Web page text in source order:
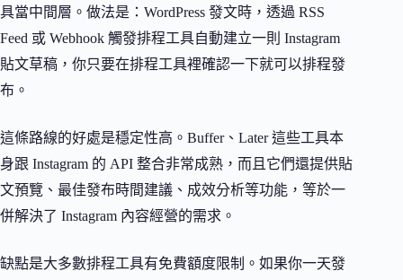
具當中間層。做法是：WordPress 發文時，透過 RSS
Feed 或 Webhook 觸發排程工具自動建立一則 Instagram
貼文草稿，你只要在排程工具裡確認一下就可以排程發
布。
這條路線的好處是穩定性高。Buffer、Later 這些工具本
身跟 Instagram 的 API 整合非常成熟，而且它們還提供貼
文預覽、最佳發布時間建議、成效分析等功能，等於一
併解決了 Instagram 內容經營的需求。
缺點是大多數排程工具有免費額度限制。如果你一天發